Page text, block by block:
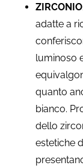
ZIRCONIO
adatte a
luminoso
quanto
bianco.
dello
estetiche